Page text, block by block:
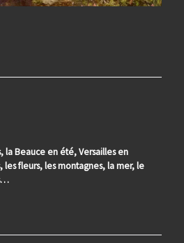
la Beauce en été, Versailles en
les fleurs, les montagnes, la mer, le